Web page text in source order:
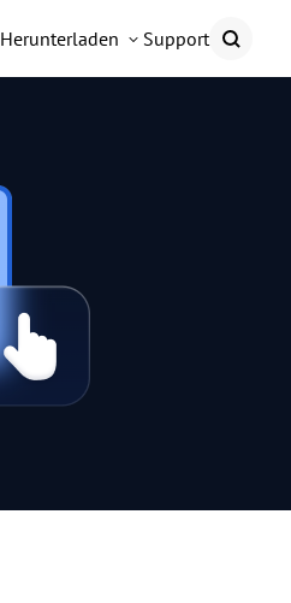
Herunterladen Support